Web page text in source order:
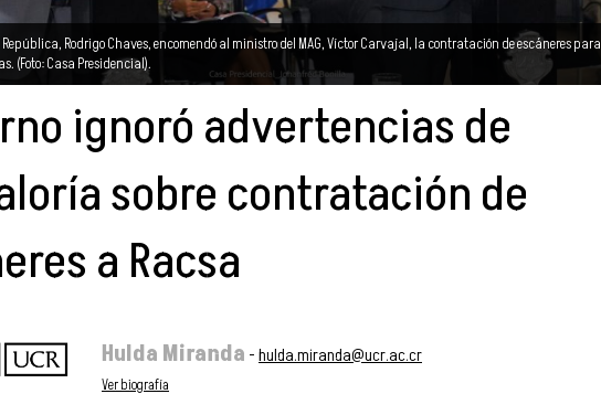
Rodrigo Chaves, encomendó al ministro del MAG, Víctor Carvajal, la contratación de escáneres para
(Foto: Casa Presidencial).
ignoró advertencias de
sobre contratación de
a Racsa
Hulda Miranda -hulda.miranda@ucr.ac.cr
Ver biografía